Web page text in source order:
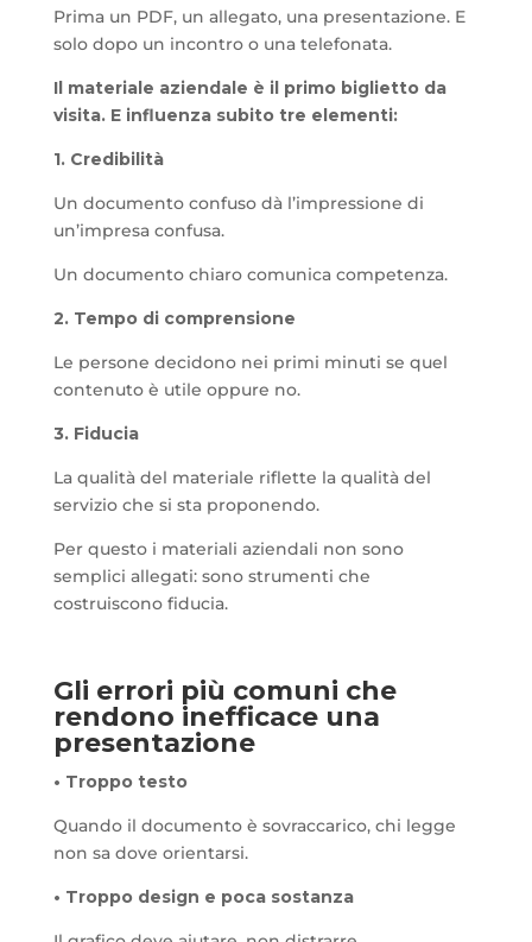
Prima un PDF, un allegato, una presentazione. E
solo dopo un incontro o una telefonata.
Il materiale aziendale è il primo biglietto da
visita. E influenza subito tre elementi:
1. Credibilità
Un documento confuso dà l’impressione di
un’impresa confusa.
Un documento chiaro comunica competenza.
2. Tempo di comprensione
Le persone decidono nei primi minuti se quel
contenuto è utile oppure no.
3. Fiducia
La qualità del materiale riflette la qualità del
servizio che si sta proponendo.
Per questo i materiali aziendali non sono
semplici allegati: sono strumenti che
costruiscono fiducia.
Gli errori più comuni che
rendono inefficace una
presentazione
• Troppo testo
Quando il documento è sovraccarico, chi legge
non sa dove orientarsi.
• Troppo design e poca sostanza